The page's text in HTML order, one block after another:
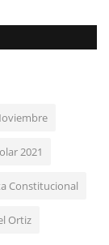
2021
Constitucional
Ortiz